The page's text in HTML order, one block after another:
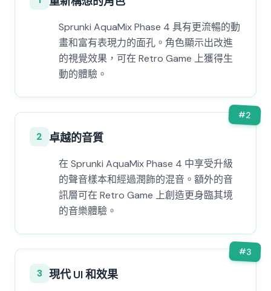
Sprunki AquaMix Phase 4 具有更流暢的動
畫和富有表現力的面孔。角色顯示出改進
的視覺效果，可在 Retro Game 上獲得生
動的體驗。
#2
2 卓越的音質
在 Sprunki AquaMix Phase 4 中享受升級
的聲音樣本和經過潤飾的混音。額外的音
訊層可在 Retro Game 上創造更身臨其境
的音樂體驗。
#3
3 現代 UI 和效果